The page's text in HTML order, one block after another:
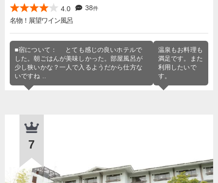
4.0 38件
名物！展望ワイン風呂
■宿について： とても感じの良いホテルで
した。朝ごはんが美味しかった。部屋風呂が
少し狭いかな？一人で入るようだから仕方な
いですね ..
温泉もお料理も
満足です。また
利用したいで
す。
7